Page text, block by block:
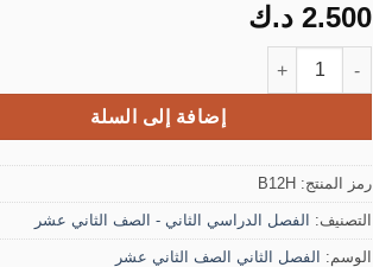
2.500 د.ك
إضافة إلى السلة
رمز المنتج: B12H
التصنيف: الفصل الدراسي الثاني - الصف الثاني عشر
الوسم: الفصل الثاني الصف الثاني عشر